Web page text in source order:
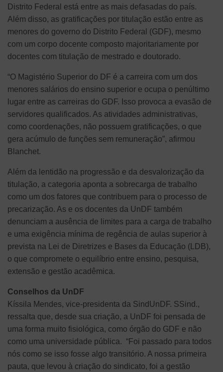
Distrito Federal está entre as mais defasadas do país.
Além disso, as gratificações por titulação estão entre as
menores do governo do Distrito Federal (GDF), mesmo
com um corpo docente composto majoritariamente por
docentes com titulação de mestrado e doutorado.
“O Magistério Superior do DF é a carreira com um dos
menores salários do ensino superior e ocupa o penúltimo
lugar entre as carreiras do GDF. Isso provoca a evasão de
servidores qualificados. As atividades administrativas,
como coordenações, não possuem gratificações, o que
gera acúmulo de funções sem remuneração”, afirmou
Blanchet.
Além da lentidão na progressão e da desvalorização da
titulação, a categoria aponta a sobrecarga de trabalho
como um dos fatores que contribuem para o processo de
precarização. As e os docentes da UnDF também
denunciam a ausência de limites para a carga de trabalho
e uma exigência mínima de regência de aulas superior à
prevista na Lei de Diretrizes e Bases da Educação (LDB),
o que compromete o equilíbrio entre ensino, pesquisa,
extensão e gestão acadêmica.
Conselhos da UnDF
Kíssila Mendes, vice-presidenta da SindUnDF. SSind.,
ressalta que, desde sua criação, a UnDF foi pensada de
uma forma muito fisiológica, como órgão do GDF e não
como uma universidade pública. “Foi passado para todos
nós como se isso fosse algo transitório. A nossa primeira
pauta, que levou à criação do sindicato, foi a gestão